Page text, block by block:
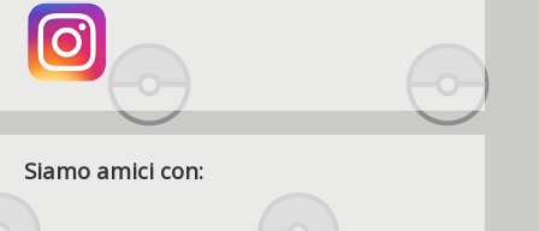
Siamo amici con: